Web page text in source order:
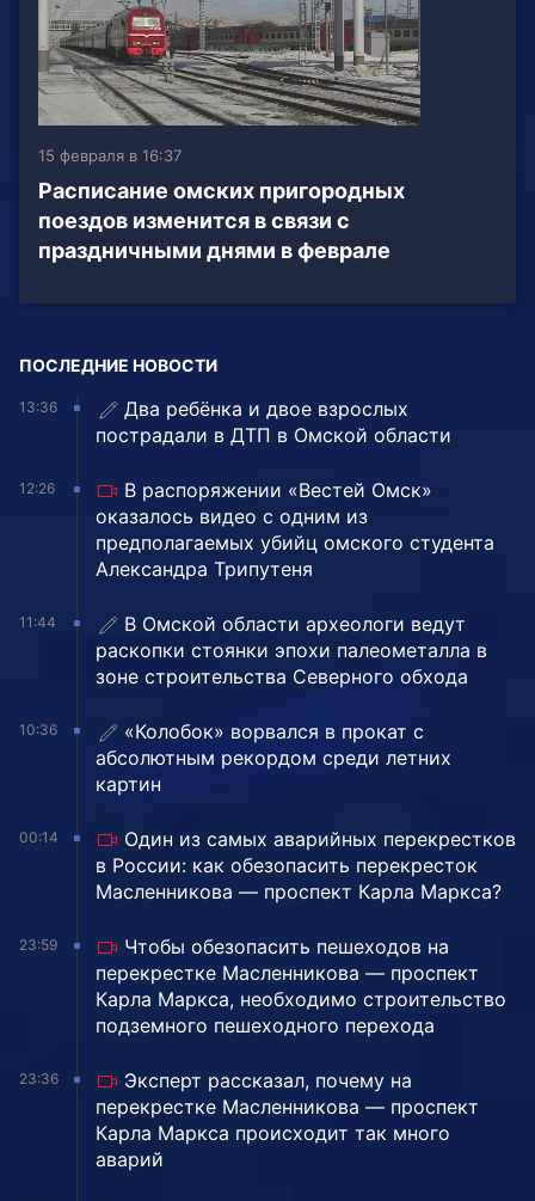
15 февраля в 16:37
Расписание омских пригородных
поездов изменится в связи с
праздничными днями в феврале
ПОСЛЕДНИЕ НОВОСТИ
13:36
Два ребёнка и двое взрослых
пострадали в ДТП в Омской области
12:26
В распоряжении «Вестей Омск»
оказалось видео с одним из
предполагаемых убийц омского студента
Александра Трипутеня
11:44
В Омской области археологи ведут
раскопки стоянки эпохи палеометалла в
зоне строительства Северного обхода
10:36
«Колобок» ворвался в прокат с
абсолютным рекордом среди летних
картин
00:14
Один из самых аварийных перекрестков
в России: как обезопасить перекресток
Масленникова — проспект Карла Маркса?
23:59
Чтобы обезопасить пешеходов на
перекрестке Масленникова — проспект
Карла Маркса, необходимо строительство
подземного пешеходного перехода
23:36
Эксперт рассказал, почему на
перекрестке Масленникова — проспект
Карла Маркса происходит так много
аварий